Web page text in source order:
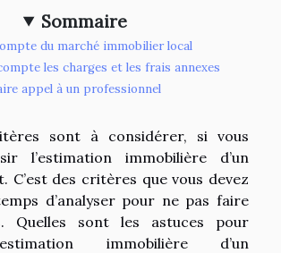
Sommaire
du marché immobilier local
les charges et les frais annexes
appel à un professionnel
sont à considérer, si vous
l’estimation immobilière d’un
C’est des critères que vous devez
d’analyser pour ne pas faire
Quelles sont les astuces pour
immobilière d’un